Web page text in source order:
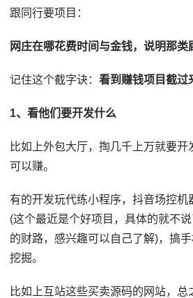
跟同行要项目：
网庄在哪花费时间与金钱，说明那类
记住这个截字诀：看到赚钱项目截过
1、看他们要开发什么
比如上外包大厅，掏几千上万就要开
可以赚。
有的开发玩代练小程序，抖音场控机
(这个最近是个好项目，具体的就不
的财路，感兴趣可以自己了解)，搞
挖掘。
比如上互站这些买卖源码的网站，